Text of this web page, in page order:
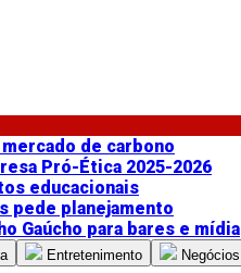
de carbono
Pró-Ética 2025-2026
educacionais
pede planejamento
Gaúcho para bares e mídia
Entretenimento Negócios